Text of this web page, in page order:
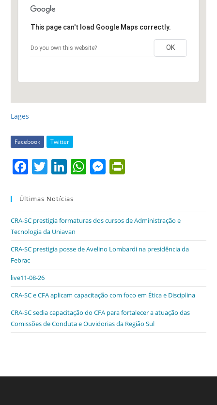
This page can't load Google Maps correctly.
Do you own this website? OK
Lages
Facebook Twitter
F
c
b
o
o
k
T
itt
er
Li
k
dI
n
W
A
p
M
n
g
ri
e
n
Últimas Notícias
CRA-SC prestigia formaturas dos cursos de Administração e
Tecnologia da Uniavan
CRA-SC prestigia posse de Avelino Lombardi na presidência da
Febrac
live11-08-26
CRA-SC e CFA aplicam capacitação com foco em Ética e Disciplina
CRA-SC sedia capacitação do CFA para fortalecer a atuação das
Comissões de Conduta e Ouvidorias da Região Sul